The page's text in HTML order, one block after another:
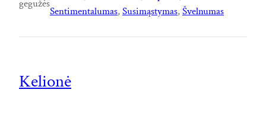
gegužės
Sentimentalumas, Susimąstymas, Švelnumas
Kelionė